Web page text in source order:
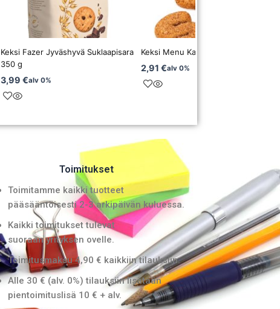
Keksi Fazer Jyväshyvä Suklaapisara
350 g
3,99€alv 0%
Keksi Menu Kaneliässä 400 g
2,91 €alv 0%
Toimitukset
Toimitamme kaikki tuotteet
pääsääntöisesti 2-3 arkipäivän kuluessa.
Kaikki toimitukset tulevat
suoraan yrityksen ovelle.
Toimitusmaksu 4,90 € kaikkiin tilauksiin.
Alle 30 € (alv. 0%) tilauksiin lisätään
pientoimituslisä 10 € + alv.